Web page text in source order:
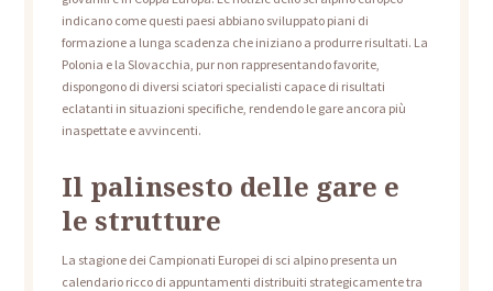
indicano come questi paesi abbiano sviluppato piani di
formazione a lunga scadenza che iniziano a produrre risultati. La
Polonia e la Slovacchia, pur non rappresentando favorite,
dispongono di diversi sciatori specialisti capace di risultati
eclatanti in situazioni specifiche, rendendo le gare ancora più
inaspettate e avvincenti.
Il palinsesto delle gare e
le strutture
La stagione dei Campionati Europei di sci alpino presenta un
calendario ricco di appuntamenti distribuiti strategicamente tra